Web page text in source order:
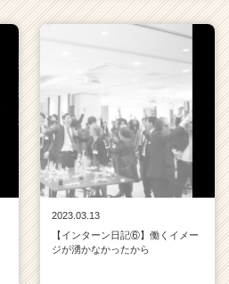
2023.03.13
【インターン日記⑥】働くイメー
ジが湧かなかったから